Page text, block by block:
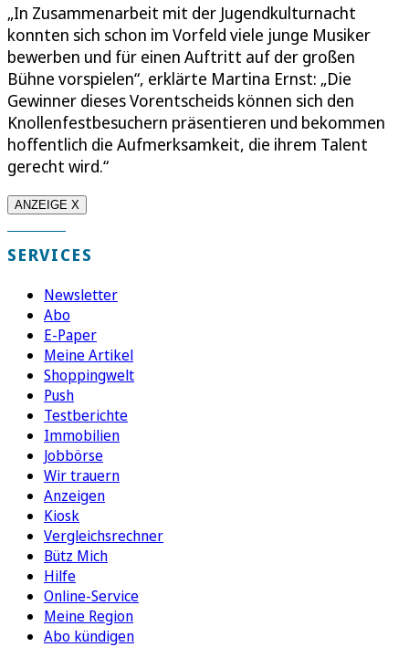
„In Zusammenarbeit mit der Jugendkulturnacht
konnten sich schon im Vorfeld viele junge Musiker
bewerben und für einen Auftritt auf der großen
Bühne vorspielen“, erklärte Martina Ernst: „Die
Gewinner dieses Vorentscheids können sich den
Knollenfestbesuchern präsentieren und bekommen
hoffentlich die Aufmerksamkeit, die ihrem Talent
gerecht wird.“
ANZEIGE X
SERVICES
Newsletter
Abo
E-Paper
Meine Artikel
Shoppingwelt
Push
Testberichte
Immobilien
Jobbörse
Wir trauern
Anzeigen
Kiosk
Vergleichsrechner
Bütz Mich
Hilfe
Online-Service
Meine Region
Abo kündigen